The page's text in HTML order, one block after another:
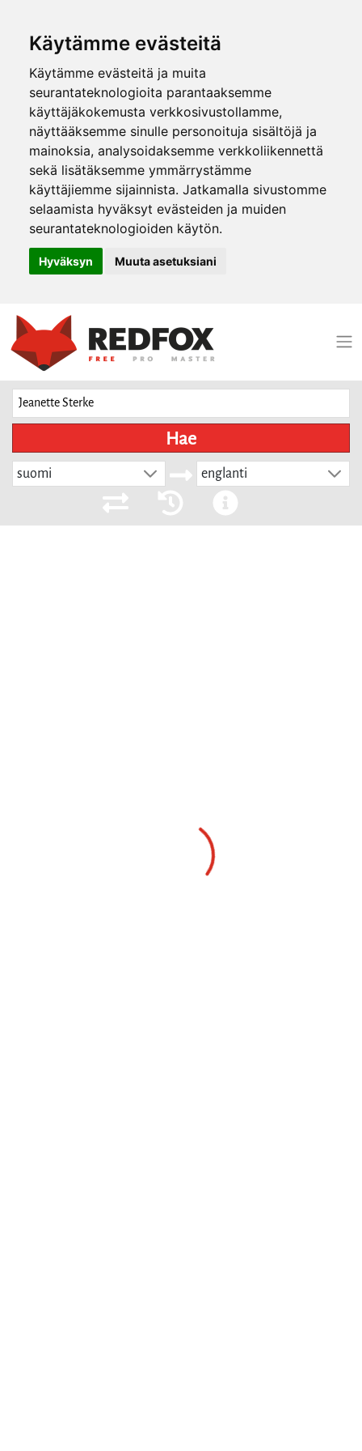
Käytämme evästeitä
Käytämme evästeitä ja muita
seurantateknologioita parantaaksemme
käyttäjäkokemusta verkkosivustollamme,
näyttääksemme sinulle personoituja sisältöjä ja
mainoksia, analysoidaksemme verkkoliikennettä
sekä lisätäksemme ymmärrystämme
käyttäjiemme sijainnista. Jatkamalla sivustomme
selaamista hyväksyt evästeiden ja muiden
seurantateknologioiden käytön.
Hyväksyn Muuta asetuksiani
Hae
suomi englanti